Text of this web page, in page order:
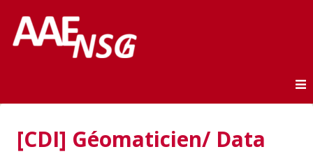
AAE-ENSG
[CDI] Géomaticien/ Data